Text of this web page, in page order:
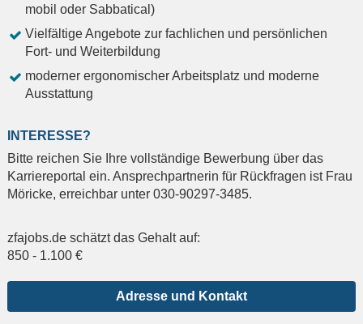
mobil oder Sabbatical)
Vielfältige Angebote zur fachlichen und persönlichen
Fort- und Weiterbildung
moderner ergonomischer Arbeitsplatz und moderne
Ausstattung
INTERESSE?
Bitte reichen Sie Ihre vollständige Bewerbung über das
Karriereportal ein. Ansprechpartnerin für Rückfragen ist Frau
Möricke, erreichbar unter 030-90297-3485.
zfajobs.de schätzt das Gehalt auf:
850 - 1.100 €
Adresse und Kontakt